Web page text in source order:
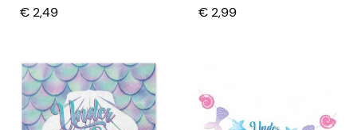
€ 2,49
€ 2,99